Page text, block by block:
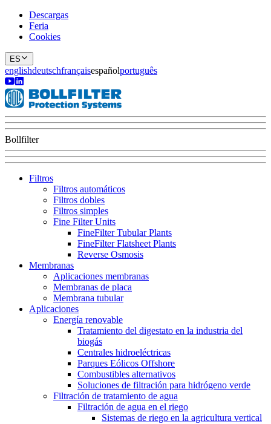
Descargas
Feria
Cookies
ES
englishdeutschfrançaisespañolportuguês
Bollfilter
Filtros
Filtros automáticos
Filtros dobles
Filtros simples
Fine Filter Units
FineFilter Tubular Plants
FineFilter Flatsheet Plants
Reverse Osmosis
Membranas
Aplicaciones membranas
Membranas de placa
Membrana tubular
Aplicaciones
Energía renovable
Tratamiento del digestato en la industria del
biogás
Centrales hidroeléctricas
Parques Eólicos Offshore
Combustibles alternativos
Soluciones de filtración para hidrógeno verde
Filtración de tratamiento de agua
Filtración de agua en el riego
Sistemas de riego en la agricultura vertical